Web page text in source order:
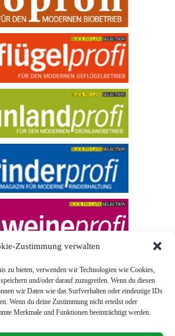
Zustimmung verwalten
zu bieten, verwenden wir Technologien wie Cookies,
und/oder darauf zuzugreifen. Wenn du diesen
wir Daten wie das Surfverhalten oder eindeutige IDs
Wenn du deine Zustimmung nicht erteilst oder
Merkmale und Funktionen beeinträchtigt werden.